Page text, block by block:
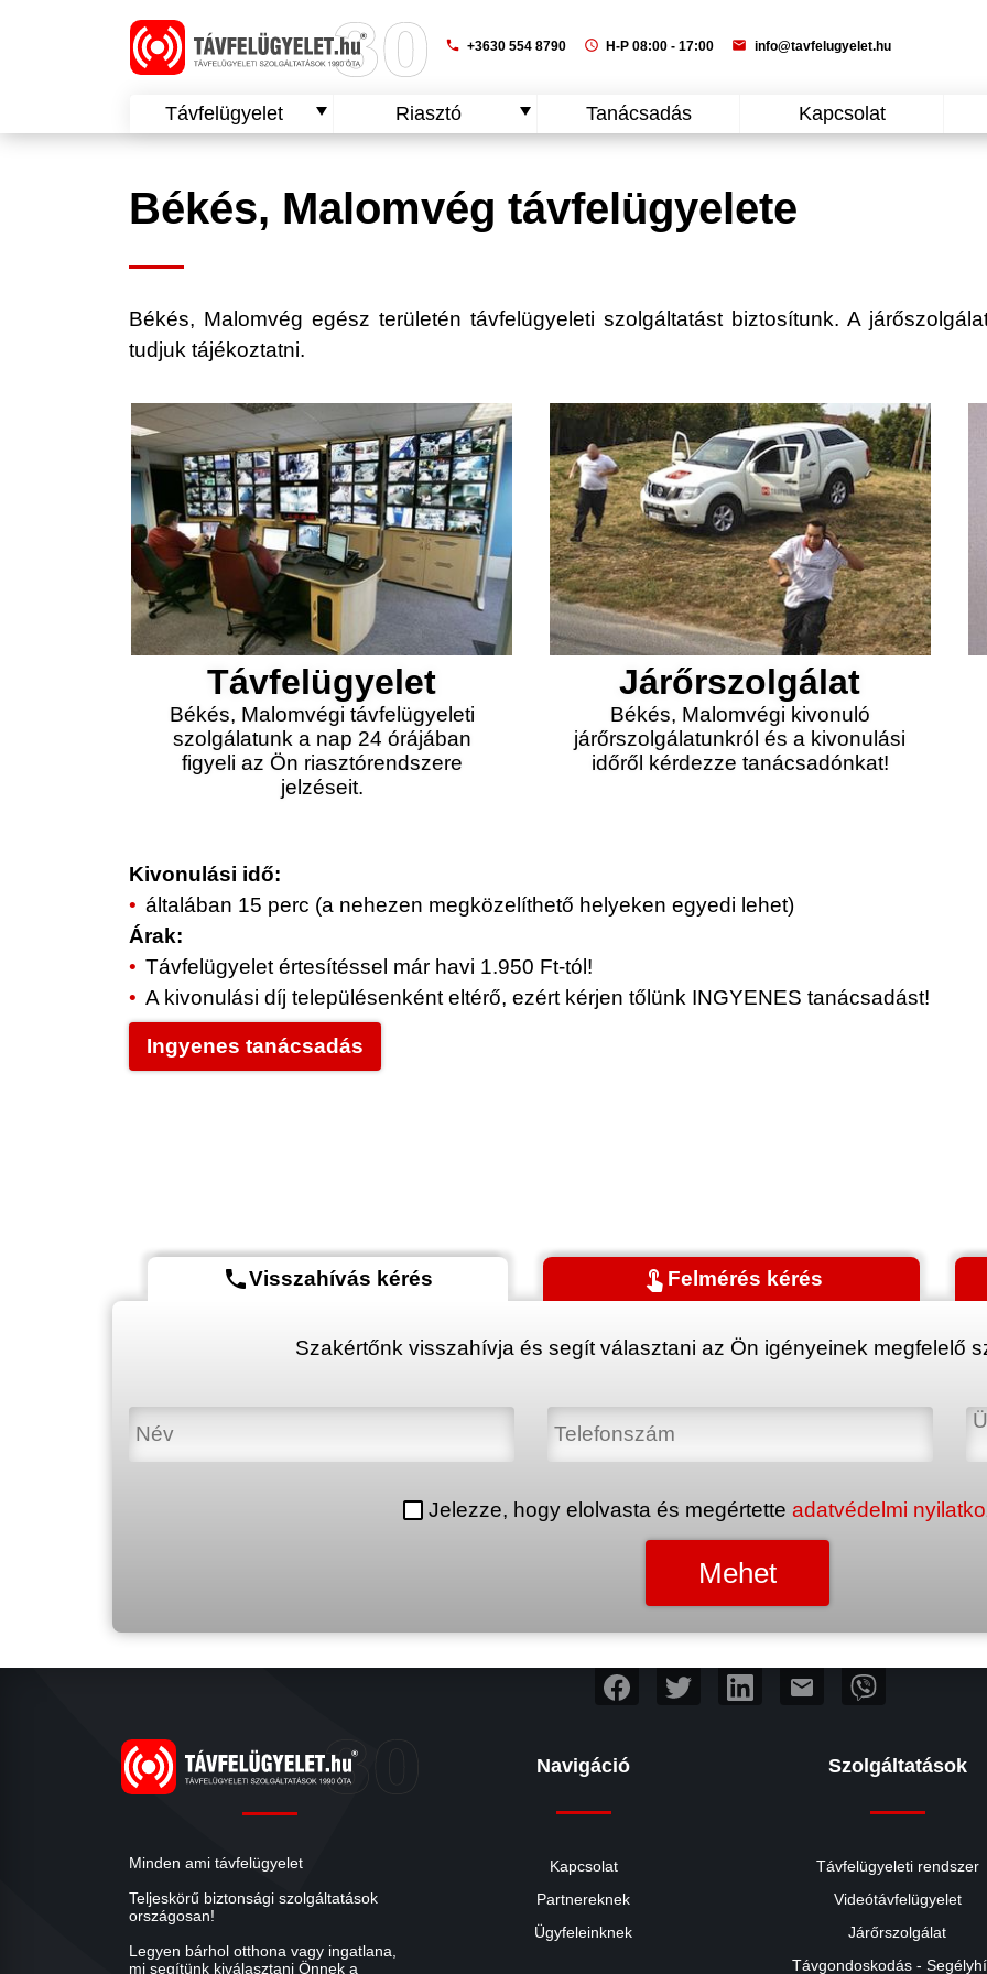
phone +3630 554 8790 schedule H-P 08:00 - 17:00 mail info@tavfelugyelet.hu
Távfelügyelet Riasztó Tanácsadás Kapcsolat
Békés, Malomvég távfelügyelete
Békés, Malomvég egész területén távfelügyeleti szolgáltatást biztosítunk. A
tudjuk tájékoztatni.
Távfelügyelet
Békés, Malomvégi távfelügyeleti
szolgálatunk a nap 24 órájában
figyeli az Ön riasztórendszere
jelzéseit.
Járőrszolgálat
Békés, Malomvégi kivonuló
járőrszolgálatunkról és a kivonulási
időről kérdezze tanácsadónkat!
Kivonulási idő:
általában 15 perc (a nehezen megközelíthető helyeken egyedi lehet)
Árak:
Távfelügyelet értesítéssel már havi 1.950 Ft-tól!
A kivonulási díj településenként eltérő, ezért kérjen tőlünk INGYENES tanácsadást!
Ingyenes tanácsadás
phoneVisszahívás kérés touch_app Felmérés kérés
Szakértőnk visszahívja és segít választani az Ön igényeinek megfelelő
Jelezze, hogy elolvasta és megértette adatvédelmi
mail
Minden ami távfelügyelet
Teljeskörű biztonsági szolgáltatások
országosan!
Legyen bárhol otthona vagy ingatlana,
mi segítünk kiválasztani Önnek a
Navigáció
Kapcsolat
Partnereknek
Ügyfeleinknek
Szolgáltatások
Távfelügyeleti rendszer
Videótávfelügyelet
Járőrszolgálat
Távgondoskodás -